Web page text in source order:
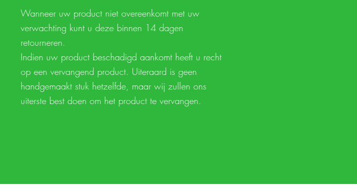
Wanneer uw product niet overeenkomt met uw
verwachting kunt u deze binnen 14 dagen
retourneren.
Indien uw product beschadigd aankomt heeft u recht
op een vervangend product. Uiteraard is geen
handgemaakt stuk hetzelfde, maar wij zullen ons
uiterste best doen om het product te vervangen.